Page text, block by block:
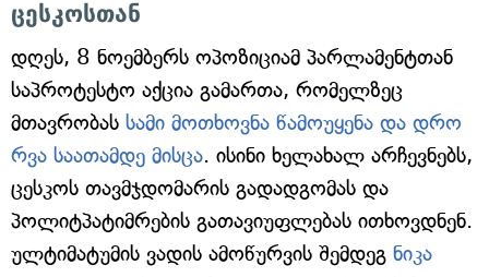
ცესკოსთან
დღეს, 8 ნოემბერს ოპოზიციამ პარლამენტთან
საპროტესტო აქცია გამართა, რომელზეც
მთავრობას სამი მოთხოვნა წამოუყენა და დრო
რვა საათამდე მისცა. ისინი ხელახალ არჩევნებს,
ცესკოს თავმჯდომარის გადადგომას და
პოლიტპატიმრების გათავიუფლებას ითხოვდნენ.
ულტიმატუმის ვადის ამოწურვის შემდეგ ნიკა